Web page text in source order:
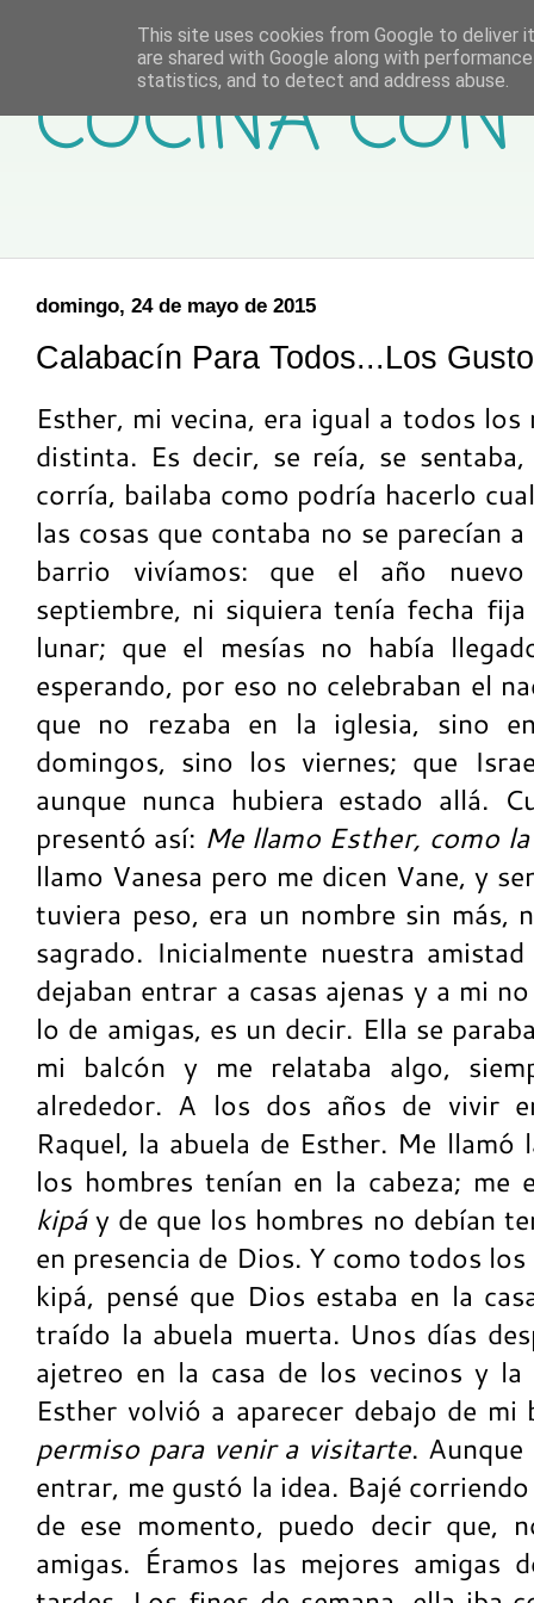
COCINA
domingo, 24 de mayo de 2015
Calabacín Para Todos...Los
Esther, mi vecina, era igual a todos
distinta. Es decir, se reía, se
corría, bailaba como podría hacerlo
las cosas que contaba no se parecían
barrio vivíamos: que el año
septiembre, ni siquiera tenía fecha
lunar; que el mesías no había
esperando, por eso no celebraban el
que no rezaba en la iglesia, sino
domingos, sino los viernes; que
aunque nunca hubiera estado allá.
presentó así: Me llamo Esther, como
llamo Vanesa pero me dicen Vane, y
tuviera peso, era un nombre sin más,
sagrado. Inicialmente nuestra
dejaban entrar a casas ajenas y a mi
lo de amigas, es un decir. Ella se
mi balcón y me relataba algo,
alrededor. A los dos años de vivir
Raquel, la abuela de Esther. Me
los hombres tenían en la cabeza; me
kipáy de que los hombres no debían
en presencia de Dios. Y como todos
kipá, pensé que Dios estaba en la
traído la abuela muerta. Unos días
ajetreo en la casa de los vecinos y la
Esther volvió a aparecer debajo de
permiso para venir a visitarte.
entrar, me gustó la idea. Bajé
de ese momento, puedo decir que,
amigas. Éramos las mejores amigas
This site uses cookies from Google to deliver
are shared with Google along with
statistics, and to detect and address abuse.